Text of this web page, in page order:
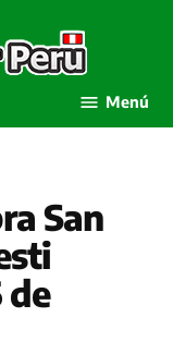
por
Menú
San
de